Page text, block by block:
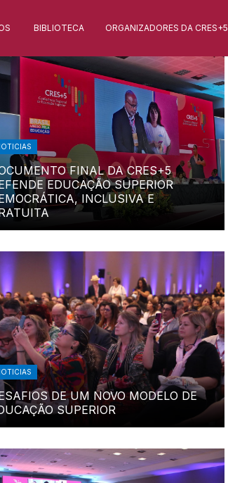
BIBLIOTECA ORGANIZADORES DA CRES+5
FINAL DA CRES+5
EDUCAÇÃO SUPERIOR
INCLUSIVA E
DE UM NOVO MODELO DE
SUPERIOR